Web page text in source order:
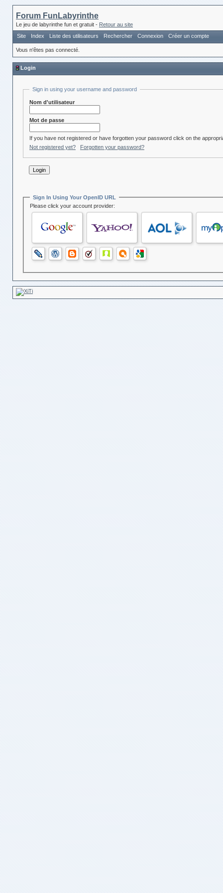
Forum FunLabyrinthe
Le jeu de labyrinthe fun et gratuit - Retour au site
Site
Index Liste des utilisateurs Rechercher Connexion Créer un compte
Vous n'êtes pas connecté.
Login
Sign in using your username and password
Nom d'utilisateur
Mot de passe
If you have not registered or have forgotten your password click on the
Not registered yet?
Forgotten your password?
Sign In Using Your OpenID URL
Please click your account provider: